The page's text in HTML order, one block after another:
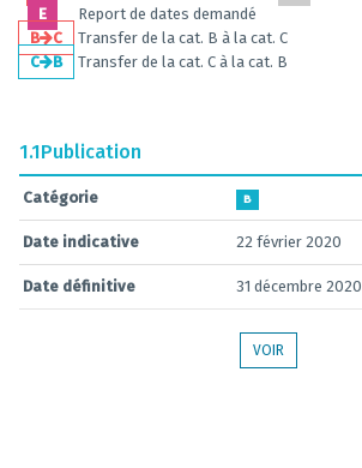
E
Report de dates demandé
B
C
Transfer de la cat. B à la cat. C
C
B Transfer de la cat. C à la cat. B
1.1Publication
Catégorie B
Date indicative 22 février 2020
Date définitive 31 décembre 2020
VOIR